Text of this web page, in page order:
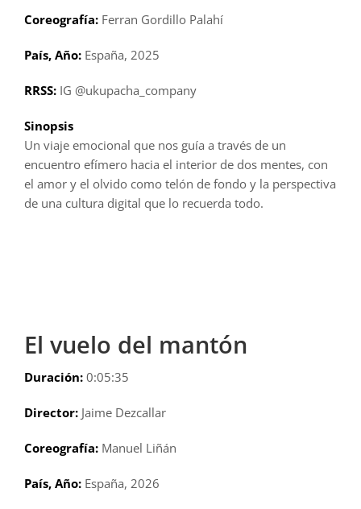
Coreografía:Ferran Gordillo Palahí
País, Año:España, 2025
RRSS:IG @ukupacha_company
Sinopsis
Un viaje emocional que nos guía a través de un
encuentro efímero hacia el interior de dos mentes, con
el amor y el olvido como telón de fondo y la perspectiva
de una cultura digital que lo recuerda todo.
El vuelo del mantón
Duración: 0:05:35
Director:Jaime Dezcallar
Coreografía:Manuel Liñán
País, Año:España, 2026